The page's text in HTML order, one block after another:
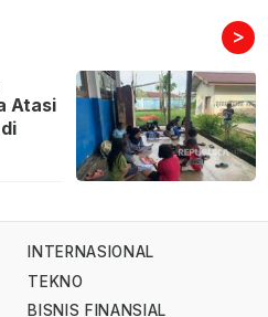
>
Atasi
INTERNASIONAL
TEKNO
BISNIS FINANSIAL